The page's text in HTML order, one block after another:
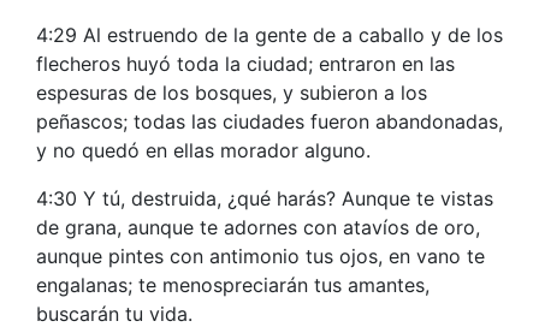
4:29 Al estruendo de la gente de a caballo y de los
flecheros huyó toda la ciudad; entraron en las
espesuras de los bosques, y subieron a los
peñascos; todas las ciudades fueron abandonadas,
y no quedó en ellas morador alguno.
4:30 Y tú, destruida, ¿qué harás? Aunque te vistas
de grana, aunque te adornes con atavíos de oro,
aunque pintes con antimonio tus ojos, en vano te
engalanas; te menospreciarán tus amantes,
buscarán tu vida.